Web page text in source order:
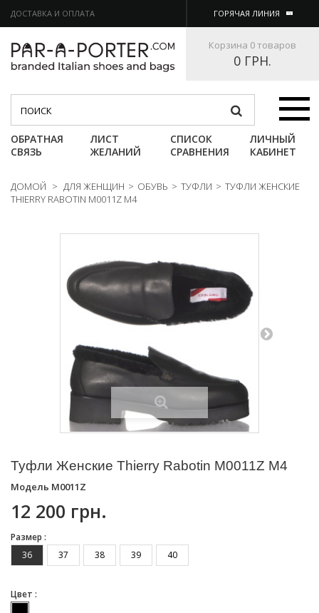
ДОСТАВКА И ОПЛАТА ГОРЯЧАЯ ЛИНИЯ
Корзина 0 товаров
0 ГРН.
Категории
ОБРАТНАЯ
СВЯЗЬ
ЛИСТ
ЖЕЛАНИЙ
СПИСОК
СРАВНЕНИЯ
ЛИЧНЫЙ
КАБИНЕТ
ДОМОЙ > ДЛЯ ЖЕНЩИН > ОБУВЬ > ТУФЛИ > ТУФЛИ ЖЕНСКИЕ
THIERRY RABOTIN M0011Z M4
Туфли Женские Thierry Rabotin M0011Z M4
Модель M0011Z
12 200 грн.
Размер :
36
37 38 39 40
Цвет :